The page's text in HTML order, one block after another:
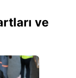
ve